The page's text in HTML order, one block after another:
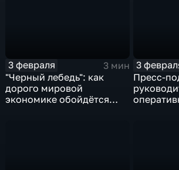
3 февраля
3 мин
"Черный лебедь": как
дорого мировой
экономике обойдётся
3
Пресс-